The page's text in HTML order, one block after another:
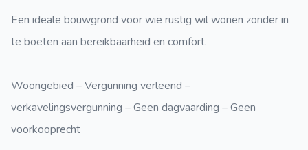
Een ideale bouwgrond voor wie rustig wil wonen zonder in
te boeten aan bereikbaarheid en comfort.
Woongebied – Vergunning verleend –
verkavelingsvergunning – Geen dagvaarding – Geen
voorkooprecht